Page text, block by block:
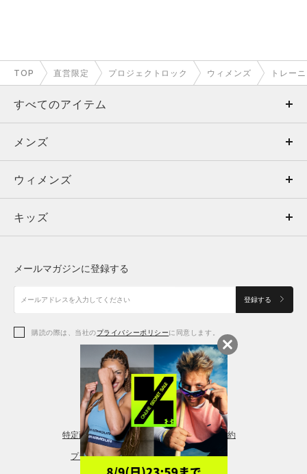
TOP 直営限定 プロジェクトロック ウィメンズ トレー
すべてのアイテム
メンズ
ウィメンズ
キッズ
アクセサリー
メンズ
トップス
ボトムス
アクセサリー
ウィメンズ
トップス
シューズ
アクセサリー
レギンス＆タイツ
キッズ
シューズ
メールマガジンに登録する
登録する
購読の際は、当社のプライバシーポリシーに同意します。
特定商取引法に基づく通販の表記 会員規約
プライバシーポリシー